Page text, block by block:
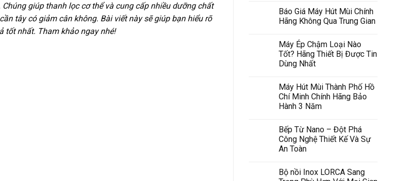
giúp thanh lọc cơ thể và cung cấp nhiều dưỡng chất
tây có giảm cân không. Bài viết này sẽ giúp bạn hiểu rõ
tốt nhất. Tham khảo ngay nhé!
Báo Giá Máy Hút Mùi Chính
Hãng Không Qua Trung Gian
Máy Ép Chậm Loại Nào
Tốt? Hãng Thiết Bị Được Tin
Dùng Nhất
Máy Hút Mùi Thành Phố Hồ
Chí Minh Chính Hãng Bảo
Hành 3 Năm
Bếp Từ Nano – Đột Phá
Công Nghệ Thiết Kế Và Sự
An Toàn
Bộ nồi Inox LORCA Sang